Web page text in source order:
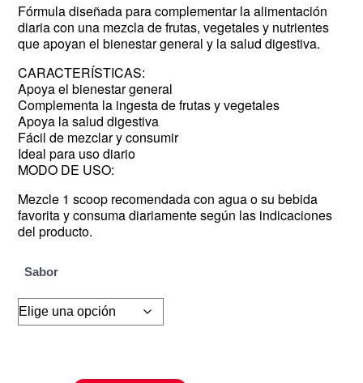
Fórmula diseñada para complementar la alimentación
diaria con una mezcla de frutas, vegetales y nutrientes
que apoyan el bienestar general y la salud digestiva.
CARACTERÍSTICAS:
Apoya el bienestar general
Complementa la ingesta de frutas y vegetales
Apoya la salud digestiva
Fácil de mezclar y consumir
Ideal para uso diario
MODO DE USO:
Mezcle 1 scoop recomendada con agua o su bebida
favorita y consuma diariamente según las indicaciones
del producto.
Sabor